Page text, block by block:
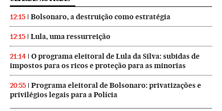
12:15 Bolsonaro, a destruição como estratégia
12:15 Lula, uma ressurreição
21:14
O programa eleitoral de Lula da Silva: subidas de
impostos para os ricos e proteção para as minorias
20:55
Programa eleitoral de Bolsonaro: privatizações e
privilégios legais para a Polícia